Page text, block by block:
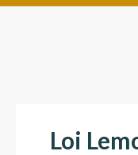
Loi